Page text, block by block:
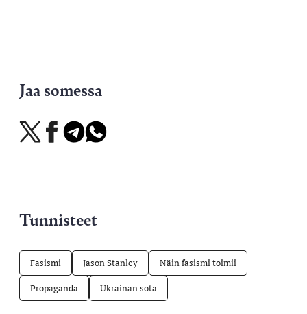
Jaa somessa
Jaa
X-
Jaa
Facebookissa
Jaa
Telegramissa
Jaa
WhatsAppissa
Tunnisteet
Fasismi Jason Stanley Näin fasismi toimii
Propaganda Ukrainan sota